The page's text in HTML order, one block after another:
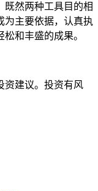
既然两种工具目的相
为主要依据，认真执
和丰盛的成果。
资建议。投资有风